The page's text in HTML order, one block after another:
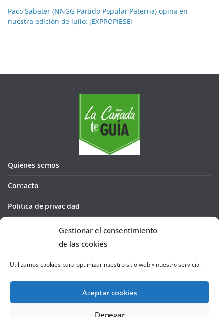
Gestionar el consentimiento
de las cookies
Utilizamos cookies para optimizar nuestro sitio web y nuestro servicio.
Aceptar cookies
Denegar
Paco Sabater (NNGG Partido Popular Paterna) opina en
nuestra edición de julio: ¡EXPRÓPIESE!
Quiénes somos
Contacto
Política de privacidad
Política de cookies (UE)